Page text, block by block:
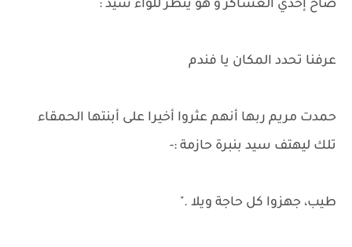
صاح إحدي العساكر و هو ينظر للواء سيد :
عرفنا تحدد المكان يا فندم
حمدت مريم ربها أنهم عثروا أخيرا على أبنتها الحمقاء
تلك ليهتف سيد بنبرة حازمة :-
طيب، جهزوا كل حاجة ويلا ."